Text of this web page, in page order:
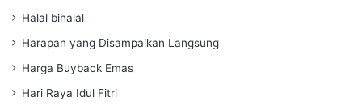
Halal bihalal
Harapan yang Disampaikan Langsung
Harga Buyback Emas
Hari Raya Idul Fitri